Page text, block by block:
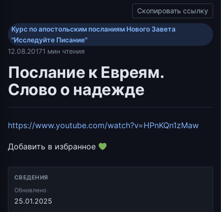
Скопировать ссылку
Курс по апостольским посланиям Нового Завета
"Исследуйте Писание"
12.08.20171 мин чтения
Послание к Евреям.
Слово о надежде
https://www.youtube.com/watch?v=HPnKQn1zMaw
Добавить в избранное
СВЕДЕНИЯ
Обновлено
25.01.2025